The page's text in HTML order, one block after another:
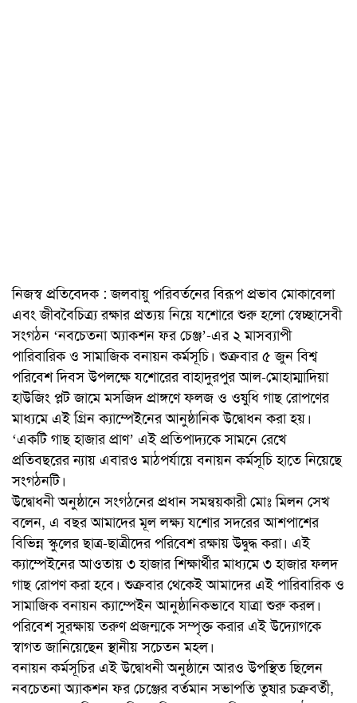
নিজস্ব প্রতিবেদক : জলবায়ু পরিবর্তনের বিরূপ প্রভাব মোকাবেলা
এবং জীববৈচিত্র্য রক্ষার প্রত্যয় নিয়ে যশোরে শুরু হলো স্বেচ্ছাসেবী
সংগঠন ‘নবচেতনা অ্যাকশন ফর চেঞ্জ’-এর ২ মাসব্যাপী
পারিবারিক ও সামাজিক বনায়ন কর্মসূচি। শুক্রবার ৫ জুন বিশ্ব
পরিবেশ দিবস উপলক্ষে যশোরের বাহাদুরপুর আল-মোহাম্মাদিয়া
হাউজিং প্লট জামে মসজিদ প্রাঙ্গণে ফলজ ও ওষুধি গাছ রোপণের
মাধ্যমে এই গ্রিন ক্যাম্পেইনের আনুষ্ঠানিক উদ্বোধন করা হয়।
‘একটি গাছ হাজার প্রাণ’ এই প্রতিপাদ্যকে সামনে রেখে
প্রতিবছরের ন্যায় এবারও মাঠপর্যায়ে বনায়ন কর্মসূচি হাতে নিয়েছে
সংগঠনটি।
উদ্বোধনী অনুষ্ঠানে সংগঠনের প্রধান সমন্বয়কারী মোঃ মিলন সেখ
বলেন, এ বছর আমাদের মূল লক্ষ্য যশোর সদরের আশপাশের
বিভিন্ন স্কুলের ছাত্র-ছাত্রীদের পরিবেশ রক্ষায় উদ্বুদ্ধ করা। এই
ক্যাম্পেইনের আওতায় ৩ হাজার শিক্ষার্থীর মাধ্যমে ৩ হাজার ফলদ
গাছ রোপণ করা হবে। শুক্রবার থেকেই আমাদের এই পারিবারিক ও
সামাজিক বনায়ন ক্যাম্পেইন আনুষ্ঠানিকভাবে যাত্রা শুরু করল।
পরিবেশ সুরক্ষায় তরুণ প্রজন্মকে সম্পৃক্ত করার এই উদ্যোগকে
স্বাগত জানিয়েছেন স্থানীয় সচেতন মহল।
বনায়ন কর্মসূচির এই উদ্বোধনী অনুষ্ঠানে আরও উপস্থিত ছিলেন
নবচেতনা অ্যাকশন ফর চেঞ্জের বর্তমান সভাপতি তুষার চক্রবর্তী,